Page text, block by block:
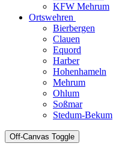
KFW Mehrum
Ortswehren
Bierbergen
Clauen
Equord
Harber
Hohenhameln
Mehrum
Ohlum
Soßmar
Stedum-Bekum
Off-Canvas Toggle